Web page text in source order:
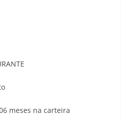
meses na carteira